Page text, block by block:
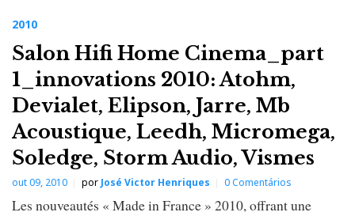
2010
Salon Hifi Home Cinema_part
1_innovations 2010: Atohm,
Devialet, Elipson, Jarre, Mb
Acoustique, Leedh, Micromega,
Soledge, Storm Audio, Vismes
out 09, 2010 por José Victor Henriques 0 Comentários
Les nouveautés « Made in France » 2010, offrant une